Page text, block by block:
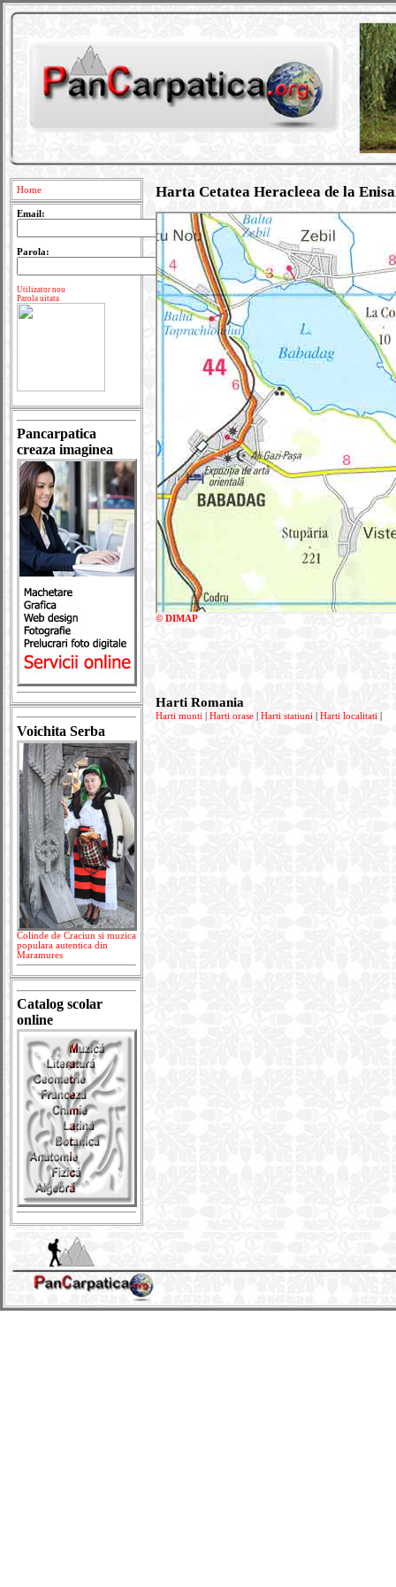
Home
Email:
Parola:
Utilizator nou
Parola uitata
Pancarpatica
creaza imaginea
Voichita Serba
Colinde de Craciun si muzica
populara autentica din
Maramures
Catalog scolar
online
Harta Cetatea Heracleea de la
© DIMAP
Harti Romania
Harti munti Harti orase Harti statiuni Harti localitati